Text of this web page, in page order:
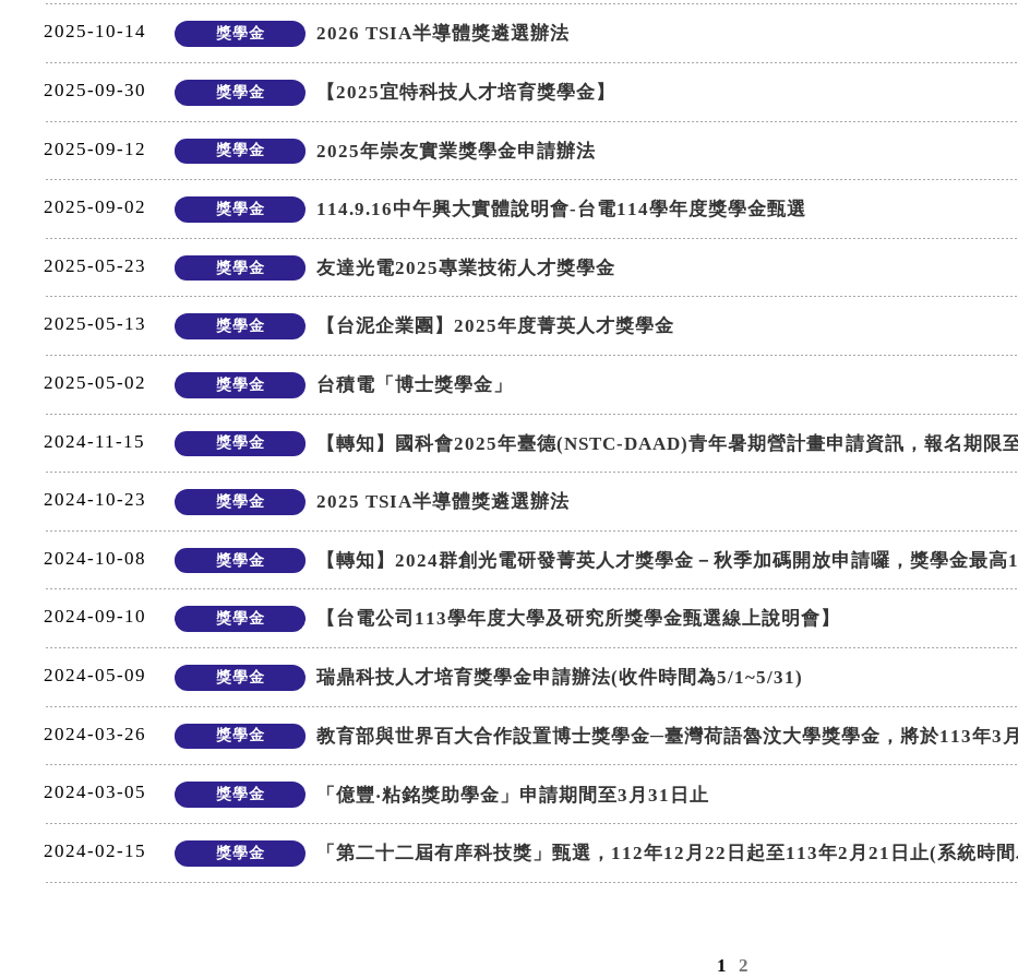
2025-10-14 獎學金 2026 TSIA半導體獎遴選辦法
2025-09-30 獎學金 【2025宜特科技人才培育獎學金】
2025-09-12 獎學金 2025年崇友實業獎學金申請辦法
2025-09-02 獎學金 114.9.16中午興大實體說明會-台電114學年度獎學金甄選
2025-05-23 獎學金 友達光電2025專業技術人才獎學金
2025-05-13 獎學金 【台泥企業團】2025年度菁英人才獎學金
2025-05-02 獎學金 台積電「博士獎學金」
2024-11-15 獎學金 【轉知】國科會2025年臺德(NSTC-DAAD)青年暑期營計畫申請資訊，報名期限
2024-10-23 獎學金 2025 TSIA半導體獎遴選辦法
2024-10-08 獎學金 【轉知】2024群創光電研發菁英人才獎學金－秋季加碼開放申請囉，獎學金最高
2024-09-10 獎學金 【台電公司113學年度大學及研究所獎學金甄選線上說明會】
2024-05-09 獎學金 瑞鼎科技人才培育獎學金申請辦法(收件時間為5/1~5/31)
2024-03-26 獎學金 教育部與世界百大合作設置博士獎學金─臺灣荷語魯汶大學獎學金，將於113年3
2024-03-05 獎學金 「億豐‧粘銘獎助學金」申請期間至3月31日止
2024-02-15 獎學金 「第二十二屆有庠科技獎」甄選，112年12月22日起至113年2月21日止(系統時間
1 2